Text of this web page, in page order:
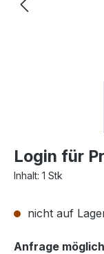
Login für
Inhalt: 1 Stk
nicht auf
Anfrage